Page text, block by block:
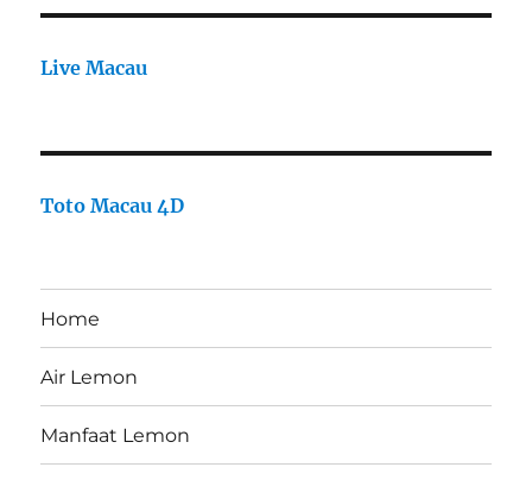
Live Macau
Toto Macau 4D
Home
Air Lemon
Manfaat Lemon